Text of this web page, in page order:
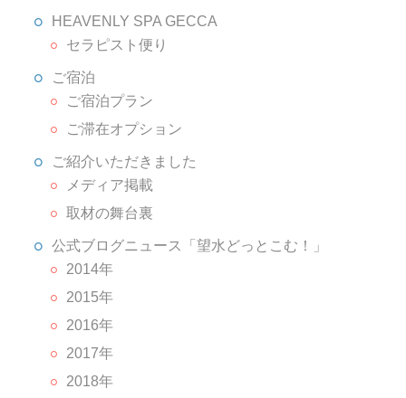
HEAVENLY SPA GECCA
セラピスト便り
ご宿泊
ご宿泊プラン
ご滞在オプション
ご紹介いただきました
メディア掲載
取材の舞台裏
公式ブログニュース「望水どっとこむ！」
2014年
2015年
2016年
2017年
2018年